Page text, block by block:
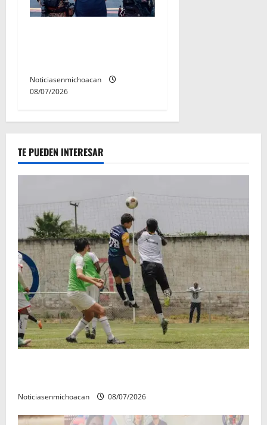
Noticiasenmichoacan
08/07/2026
TE PUEDEN INTERESAR
Noticiasenmichoacan 08/07/2026